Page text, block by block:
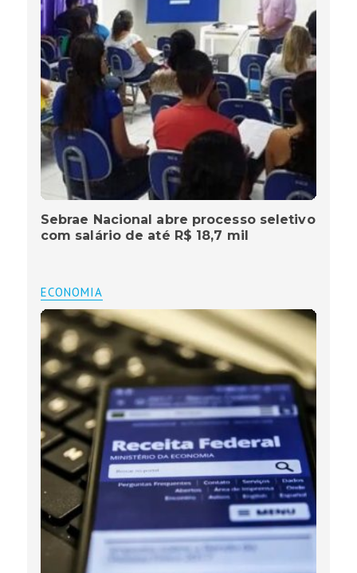
Sebrae Nacional abre processo seletivo
com salário de até R$ 18,7 mil
ECONOMIA